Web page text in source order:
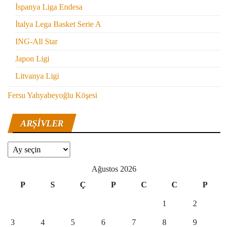
İspanya Liga Endesa
İtalya Lega Basket Serie A
ING-All Star
Japon Ligi
Litvanya Ligi
Fersu Yahyabeyoğlu Köşesi
ARŞIVLER
Arşivler
Ağustos 2026
P
S Ç P C C P
1 2
3 4 5 6 7 8 9